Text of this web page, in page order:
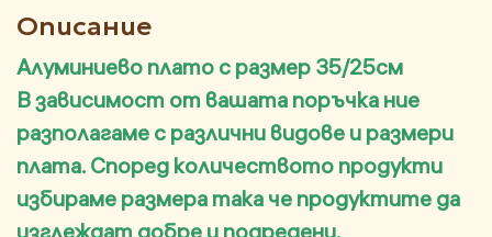
Описание
Алуминиево плато с размер 35/25см
В зависимост от вашата поръчка ние
разполагаме с различни видове и размери
плата. Според количеството продукти
избираме размера така че продуктите да
изглеждат добре и подредени.